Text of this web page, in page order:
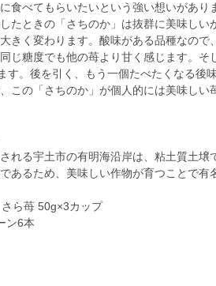
食べてもらいたいという強い想いがあり
たときの「さちのか」は抜群に美味しい
きく変わります。酸味がある品種なので
じ糖度でも他の苺より甘く感じます。そ
す。後を引く、もう一個たべたくなる後
この「さちのか」が個人的には美味しい
れる宇土市の有明海沿岸は、粘土質土壌
あるため、美味しい作物が育つことで有
ら苺 50g×3カップ
ン6本